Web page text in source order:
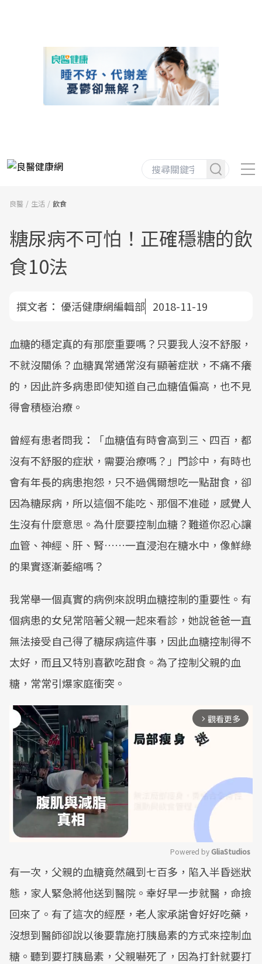
良醫 生活 飲食
糖尿病不可怕！正確穩糖的飲
食10法
撰文者： 優活健康網編輯部 2018-11-19
血糖的穩定真的有那麼重要嗎？只要我人沒不舒服，
不就沒關係？血糖異常通常沒有顯著症狀，不痛不癢
的，因此許多病患即使知道自己血糖值偏高，也不見
得會積極治療。
曾經有患者問我：「血糖值有時會高到三、四百，都
沒有不舒服的症狀，需要治療嗎？」門診中，有時也
會有年長的病患抱怨，只不過偶爾想吃一點甜食，卻
因為糖尿病，所以這個不能吃、那個不准碰，感覺人
生沒有什麼意思。為什麼要控制血糖？難道你忍心讓
血管、神經、肝、腎……一直浸泡在糖水中，像鮮綠
的果實逐漸萎縮嗎？
我常舉一個真實的病例來說明血糖控制的重要性。有
個病患的女兒常陪著父親一起來看診，她說爸爸一直
無法接受自己得了糖尿病這件事，因此血糖控制得不
太好，而且又特別喜歡吃甜食。為了控制父親的血
糖，常常引爆家庭衝突。
arrow_forward_ios 觀看更多
Mute
Powered by GliaStudios
有一次，父親的血糖竟然飆到七百多，陷入半昏迷狀
態，家人緊急將他送到醫院。幸好早一步就醫，命撿
回來了。有了這次的經歷，老人家承諾會好好吃藥，
沒想到醫師卻說以後要靠施打胰島素的方式來控制血
糖。聽到要打胰島素，父親嚇死了，因為打針就要打